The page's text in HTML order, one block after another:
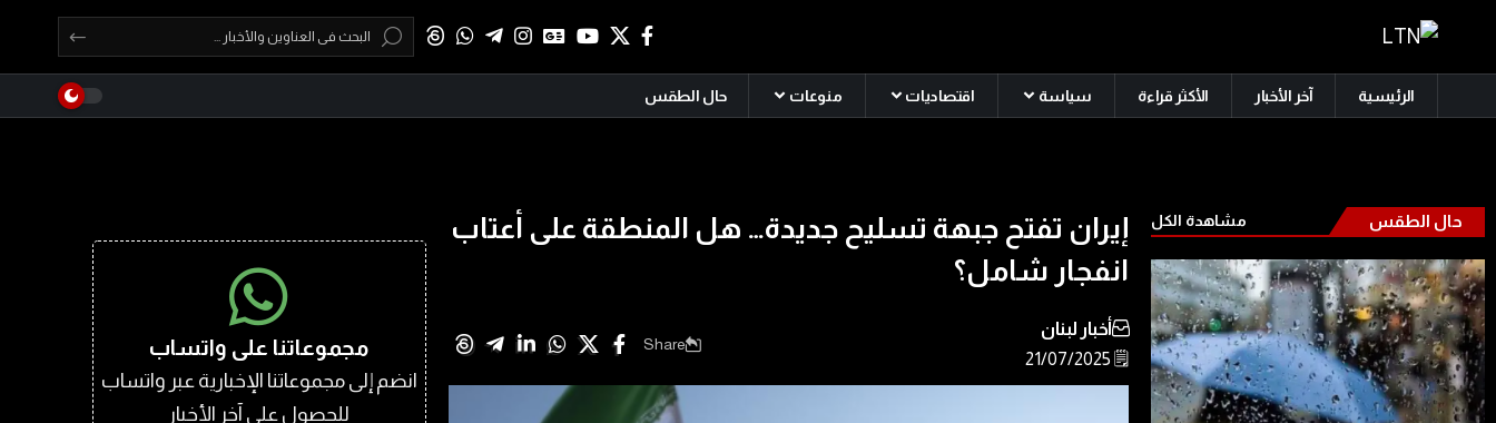
الرئيسية آخر الأخبار الأكثر قراءة سياسة اقتصاديات منوعات حال الطقس
حال الطقس مشاهدة الكل
إيران تفتح جبهة تسليح جديدة… هل المنطقة على أعتاب
انفجار شامل؟
🗒️ 21/07/2025
أخبار لبنان
Share مجموعاتنا على واتساب
انضم إلى مجموعاتنا الإخبارية عبر واتساب
للحصول على آخر الأخبار